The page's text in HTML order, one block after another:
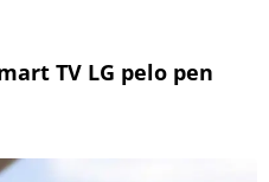
TV LG pelo pen